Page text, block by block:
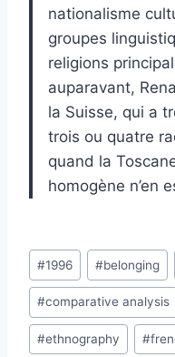
nationalisme
groupes
religions
auparavant,
la Suisse, qui a
trois ou quatre
quand la
homogène n’en
Post
Tags:
#1996 #belonging
#comparative analysis
#ethnography #